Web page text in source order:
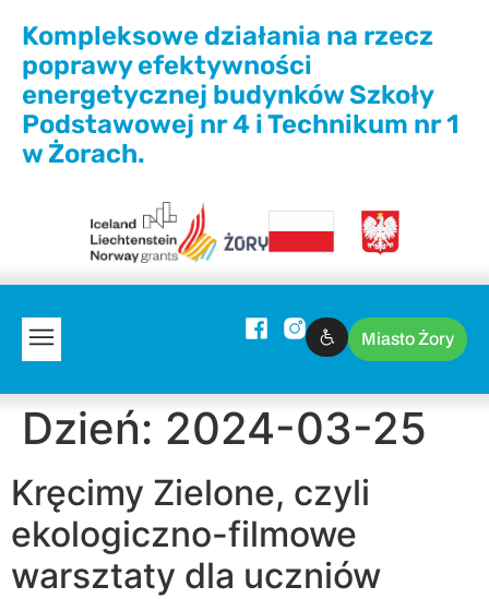
Kompleksowe działania na rzecz
poprawy efektywności
energetycznej budynków Szkoły
Podstawowej nr 4 i Technikum nr 1
w Żorach.
Miasto Żory
Dzień: 2024-03-25
Kręcimy Zielone, czyli
ekologiczno-filmowe
warsztaty dla uczniów